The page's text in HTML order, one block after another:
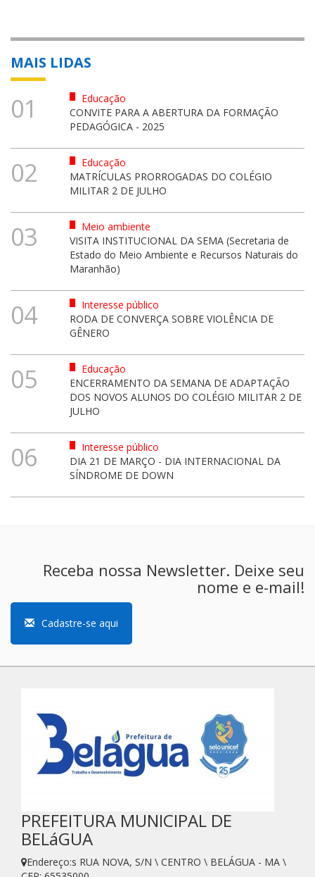
MAIS LIDAS
01
Educação
CONVITE PARA A ABERTURA DA FORMAÇÃO
PEDAGÓGICA - 2025
02
Educação
MATRÍCULAS PRORROGADAS DO COLÉGIO
MILITAR 2 DE JULHO
03
Meio ambiente
VISITA INSTITUCIONAL DA SEMA (Secretaria de
Estado do Meio Ambiente e Recursos Naturais do
Maranhão)
04
Interesse público
RODA DE CONVERÇA SOBRE VIOLÊNCIA DE
GÊNERO
05
Educação
ENCERRAMENTO DA SEMANA DE ADAPTAÇÃO
DOS NOVOS ALUNOS DO COLÉGIO MILITAR 2 DE
JULHO
06
Interesse público
DIA 21 DE MARÇO - DIA INTERNACIONAL DA
SÍNDROME DE DOWN
Receba nossa Newsletter. Deixe seu
nome e e-mail!
Cadastre-se aqui
PREFEITURA MUNICIPAL DE
BELáGUA
Endereço:s RUA NOVA, S/N \ CENTRO \ BELÁGUA - MA \